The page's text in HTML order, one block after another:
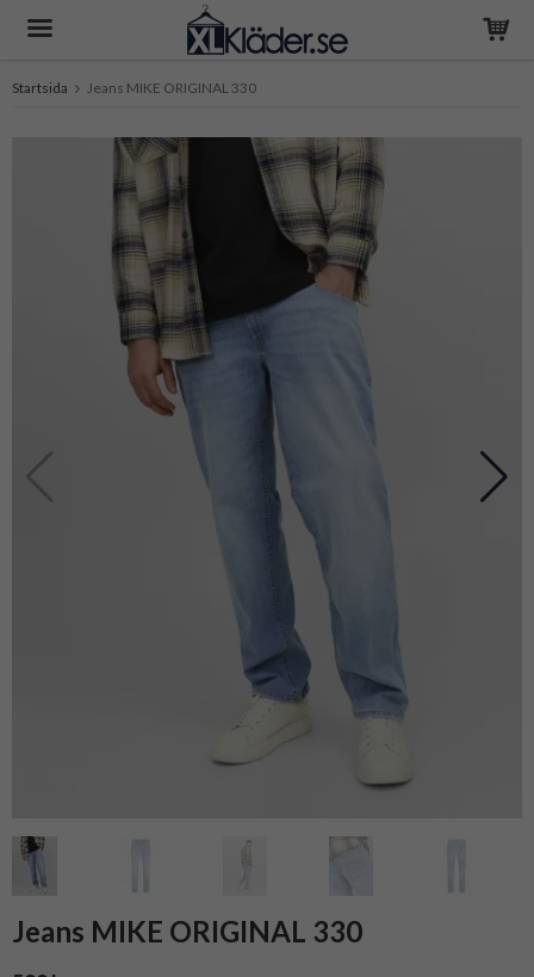
Startsida Jeans MIKE ORIGINAL 330
Jeans MIKE ORIGINAL 330